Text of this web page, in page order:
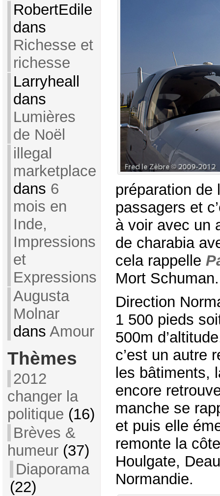
RobertEdile
dans
Richesse et
richesse
Larryheall
dans
Lumières
de Noël
illegal
marketplace
dans 6
mois en
Inde,
Impressions
et
Expressions
Augusta
Molnar
dans Amour
Thèmes
2012
changer la
politique (16)
Brèves &
humeur(37)
Diaporama
(22)
préparation de
passagers et
à voir avec un
de charabia
cela rappelle
Mort Schuman.
Direction
1 500 pieds
500m
c’est un autre
les bâtiments,
encore
manche se
et puis elle
remonte la
Houlgate,
Normandie.